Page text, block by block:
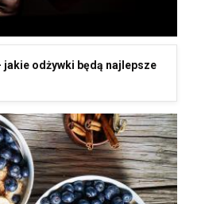
jakie odżywki będą najlepsze